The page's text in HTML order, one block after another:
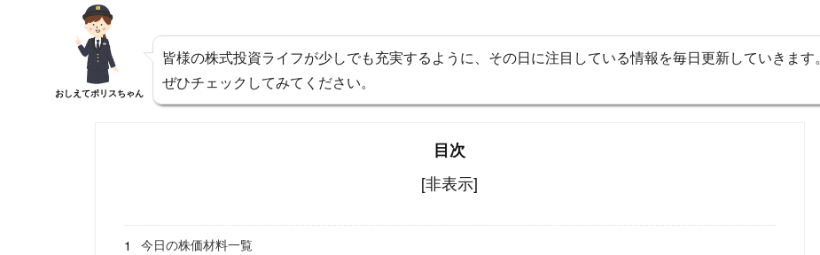
おしえてポリスちゃん
皆様の株式投資ライフが少しでも充実するように、その日に注目している情報を毎日更新していきます。
ぜひチェックしてみてください。
目次
[非表示]
今日の株価材料一覧